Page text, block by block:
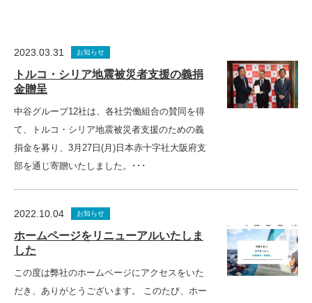
2023.03.31 お知らせ
トルコ・シリア地震被災者支援の義捐
金贈呈
中谷グループ12社は、各社労働組合の賛同を得
て、トルコ・シリア地震被災者支援のための義
捐金を募り、3月27日(月)日本赤十字社大阪府支
部を通じ寄贈いたしました。･･･
2022.10.04 お知らせ
ホームページをリニューアルいたしま
した
この度は弊社のホームページにアクセスをいた
だき、ありがとうございます。 このたび、ホー